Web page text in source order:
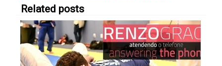
Related posts